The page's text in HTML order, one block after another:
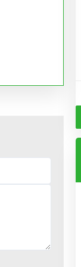
loại xe